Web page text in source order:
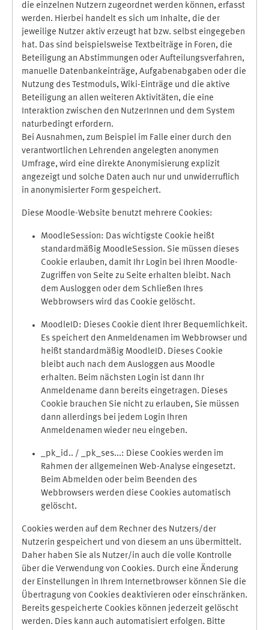
die einzelnen Nutzern zugeordnet werden können, erfasst
werden. Hierbei handelt es sich um Inhalte, die der
jeweilige Nutzer aktiv erzeugt hat bzw. selbst eingegeben
hat. Das sind beispielsweise Textbeiträge in Foren, die
Beteiligung an Abstimmungen oder Aufteilungsverfahren,
manuelle Datenbankeinträge, Aufgabenabgaben oder die
Nutzung des Testmoduls, Wiki-Einträge und die aktive
Beteiligung an allen weiteren Aktivitäten, die eine
Interaktion zwischen den NutzerInnen und dem System
naturbedingt erfordern.
Bei Ausnahmen, zum Beispiel im Falle einer durch den
verantwortlichen Lehrenden angelegten anonymen
Umfrage, wird eine direkte Anonymisierung explizit
angezeigt und solche Daten auch nur und unwiderruflich
in anonymisierter Form gespeichert.
Diese Moodle-Website benutzt mehrere Cookies:
MoodleSession: Das wichtigste Cookie heißt
standardmäßig MoodleSession. Sie müssen dieses
Cookie erlauben, damit Ihr Login bei Ihren Moodle-
Zugriffen von Seite zu Seite erhalten bleibt. Nach
dem Ausloggen oder dem Schließen Ihres
Webbrowsers wird das Cookie gelöscht.
MoodleID: Dieses Cookie dient Ihrer Bequemlichkeit.
Es speichert den Anmeldenamen im Webbrowser und
heißt standardmäßig MoodleID. Dieses Cookie
bleibt auch nach dem Ausloggen aus Moodle
erhalten. Beim nächsten Login ist dann Ihr
Anmeldename dann bereits eingetragen. Dieses
Cookie brauchen Sie nicht zu erlauben, Sie müssen
dann allerdings bei jedem Login Ihren
Anmeldenamen wieder neu eingeben.
_pk_id.. / _pk_ses...: Diese Cookies werden im
Rahmen der allgemeinen Web-Analyse eingesetzt.
Beim Abmelden oder beim Beenden des
Webbrowsers werden diese Cookies automatisch
gelöscht.
Cookies werden auf dem Rechner des Nutzers/der
Nutzerin gespeichert und von diesem an uns übermittelt.
Daher haben Sie als Nutzer/in auch die volle Kontrolle
über die Verwendung von Cookies. Durch eine Änderung
der Einstellungen in Ihrem Internetbrowser können Sie die
Übertragung von Cookies deaktivieren oder einschränken.
Bereits gespeicherte Cookies können jederzeit gelöscht
werden. Dies kann auch automatisiert erfolgen. Bitte